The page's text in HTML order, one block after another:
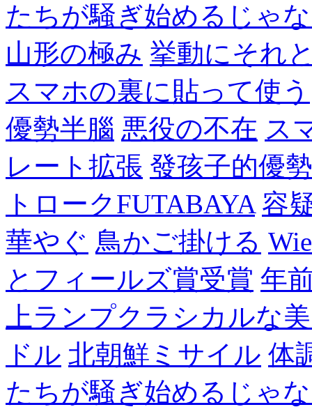
たちが騒ぎ始めるじゃ
山形の極み 挙動にそれ
スマホの裏に貼って使う
優勢半腦 悪役の不在 ス
レート拡張 發孩子的優
トロークFUTABAYA 容
華やぐ 鳥かご掛ける
とフィールズ賞受賞 年
上ランプクラシカルな
ドル 北朝鮮ミサイル 体
たちが騒ぎ始めるじゃ